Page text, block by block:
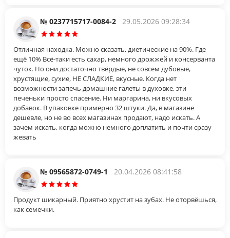
№ 0237715717-0084-2 29.05.2026 09:28:34
Отличная находка. Можно сказать, диетические на 90%. Где
ещё 10% Всё-таки есть сахар, немного дрожжей и консерванта
чуток. Но они достаточно твёрдые, не совсем дубовые,
хрустящие, сухие, НЕ СЛАДКИЕ, вкусные. Когда нет
возможности запечь домашние галеты в духовке, эти
печеньки просто спасение. Ни маргарина, ни вкусовых
добавок. В упаковке примерно 32 штуки. Да, в магазине
дешевле, но не во всех магазинах продают, надо искать. А
зачем искать, когда можно немного доплатить и почти сразу
жевать
№ 09565872-0749-1 20.04.2026 08:41:58
Продукт шикарный. Приятно хрустит на зубах. Не оторвёшься,
как семечки.